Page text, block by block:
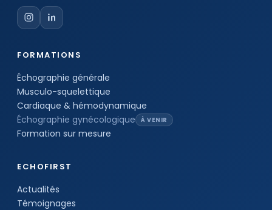
FORMATIONS
Échographie générale
Musculo-squelettique
Cardiaque & hémodynamique
Échographie gynécologique
À VENIR
Formation sur mesure
ECHOFIRST
Actualités
Témoignages